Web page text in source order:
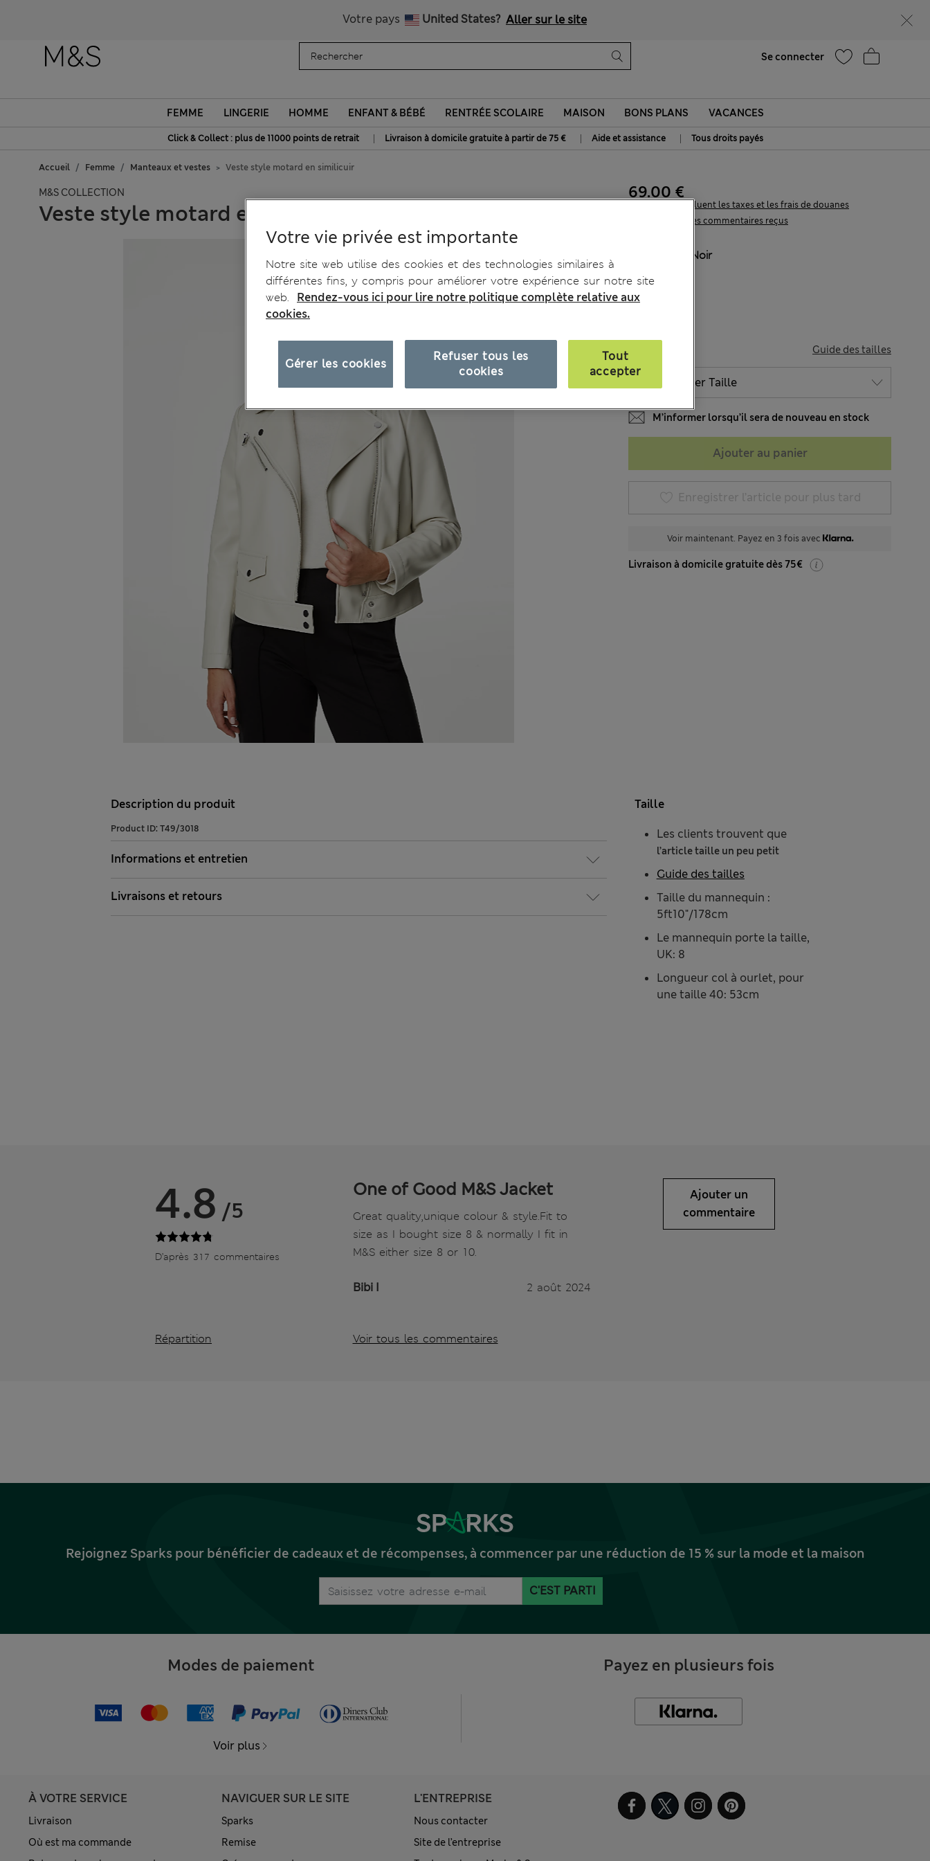
Votre pays United States? Aller sur le site
Se connecter
FEMME LINGERIE HOMME ENFANT & BÉBÉ RENTRÉE SCOLAIRE MAISON BONS PLANS VACANCES
Click & Collect : plus de 11000 points de retrait | Livraison à domicile gratuite à partir de 75 € | Aide et assistance | Tous droits payés
Accueil Femme Manteaux et vestes Veste style motard en similicuir
M&S COLLECTION
Veste style motard en similicuir 317 les commentaires reçus
69.00 €
Tous les prix incluent les taxes et les frais de douanes
Noir
Guide des tailles
M’informer lorsqu’il sera de nouveau en stock
Ajouter au panier
Enregistrer l’article pour plus tard
Voir maintenant. Payez en 3 fois avec
Livraison à domicile gratuite dès 75€
Description du produit
Product ID: T49/3018
Informations et entretien
Livraisons et retours
Taille
Les clients trouvent que
l’article taille un peu petit
Taille du mannequin :
5ft10"/178cm
Le mannequin porte la taille,
UK: 8
Longueur col à ourlet, pour
une taille 40: 53cm
Guide des tailles
4.8 /5
D’après 317 commentaires
Répartition
One of Good M&S Jacket
Great quality,unique colour & style.Fit to
size as I bought size 8 & normally I fit in
M&S either size 8 or 10.
Bibi I 2 août 2024
Voir tous les commentaires
Ajouter un
commentaire
Rejoignez Sparks pour bénéficier de cadeaux et de récompenses, à commencer par une réduction de 15 % sur la mode et la maison
C'EST PARTI
Modes de paiement
Voir plus
Payez en plusieurs fois
À VOTRE SERVICE
Livraison
Où est ma commande
NAVIGUER SUR LE SITE
Sparks
Remise
L'ENTREPRISE
Nous contacter
Site de l’entreprise
Votre vie privée est importante
Notre site web utilise des cookies et des technologies similaires à
différentes fins, y compris pour améliorer votre expérience sur notre site
web.
Rendez-vous ici pour lire notre politique complète relative aux
cookies.
Refuser tous les
cookies
Tout
accepter
Gérer les cookies